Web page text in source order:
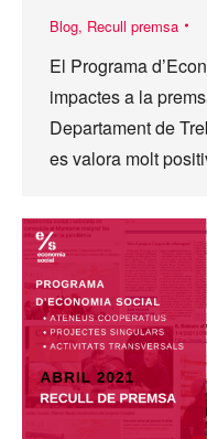
Blog, Recull premsa
El Programa
impactes a la
Departament de
es valora molt